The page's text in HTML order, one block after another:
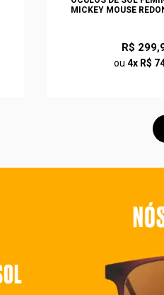
MICKEY MOUSE
R$
ou4x R$